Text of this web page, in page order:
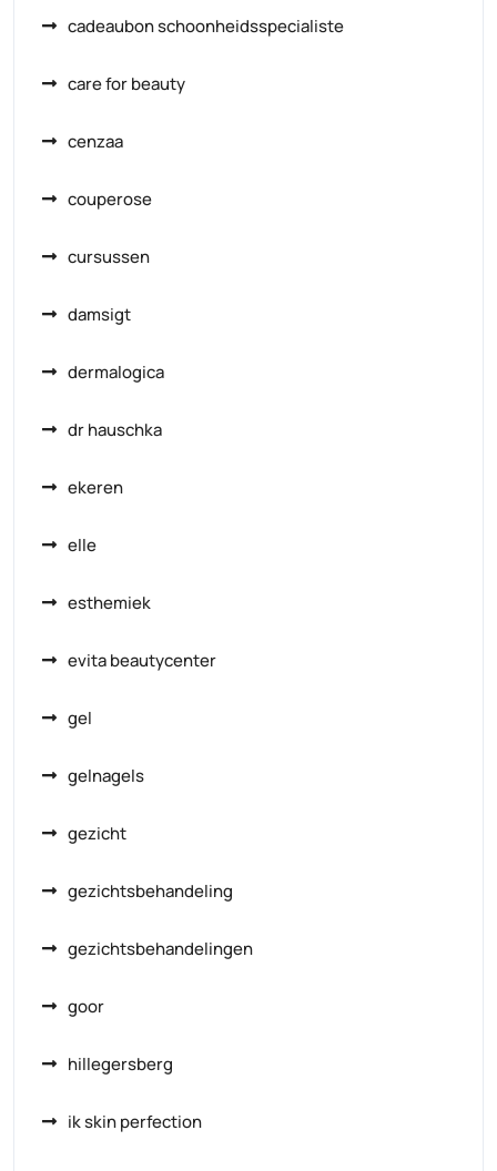
cadeaubon schoonheidsspecialiste
care for beauty
cenzaa
couperose
cursussen
damsigt
dermalogica
dr hauschka
ekeren
elle
esthemiek
evita beautycenter
gel
gelnagels
gezicht
gezichtsbehandeling
gezichtsbehandelingen
goor
hillegersberg
ik skin perfection